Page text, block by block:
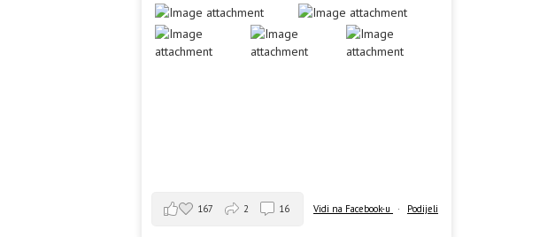
Vidi na Facebook-u · Podijeli
167 2 16